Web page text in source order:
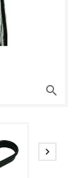
search
